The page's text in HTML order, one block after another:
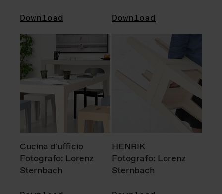
Download Download
Cucina d'ufficio
Fotografo: Lorenz
Sternbach
HENRIK
Fotografo: Lorenz
Sternbach